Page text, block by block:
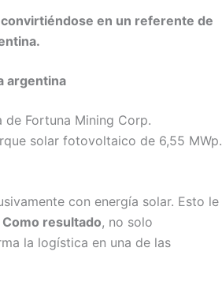
convirtiéndose en un referente de
argentina
de Fortuna Mining Corp.
solar fotovoltaico de 6,55 MWp.
con energía solar. Esto le
Como resultado, no solo
la logística en una de las